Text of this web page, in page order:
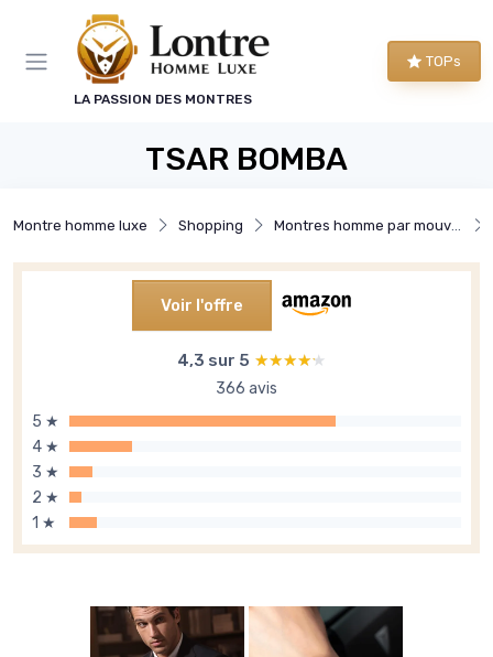
LA PASSION DES MONTRES
TOPs
TSAR BOMBA
Montre homme luxe Shopping Montres homme par mouvement
Voir l'offre
4,3 sur 5 ★★★★★
★★★★★
366 avis
5 ★
4 ★
3 ★
2 ★
1 ★
Panneau de gestion des cookies